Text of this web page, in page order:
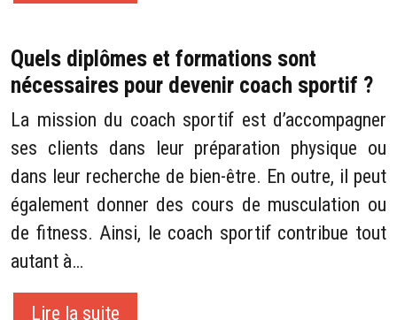
Quels diplômes et formations sont
nécessaires pour devenir coach sportif ?
La mission du coach sportif est d’accompagner
ses clients dans leur préparation physique ou
dans leur recherche de bien-être. En outre, il peut
également donner des cours de musculation ou
de fitness. Ainsi, le coach sportif contribue tout
autant à…
Lire la suite